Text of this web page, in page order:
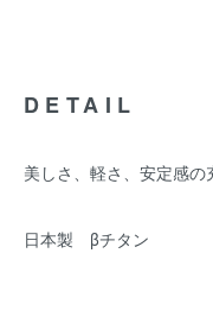
DETAIL
美しさ、軽さ、安定感
日本製 βチタン